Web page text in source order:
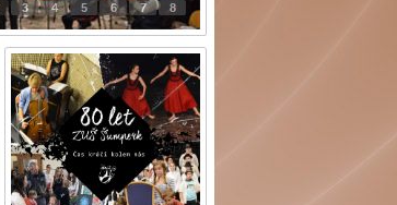
3 4 5 6 7 8